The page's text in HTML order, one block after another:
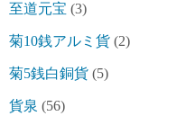
至道元宝 (3)
菊10銭アルミ貨 (2)
菊5銭白銅貨 (5)
貨泉 (56)